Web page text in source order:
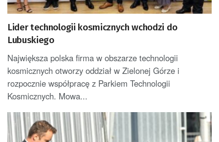
Lider technologii kosmicznych wchodzi do
Lubuskiego
Największa polska firma w obszarze technologii
kosmicznych otworzy oddział w Zielonej Górze i
rozpocznie współpracę z Parkiem Technologii
Kosmicznych. Mowa...